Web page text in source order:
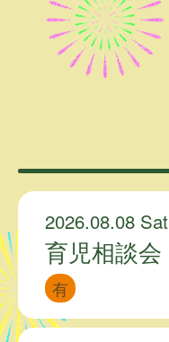
2026.08.08 Sat
育児相談会
有